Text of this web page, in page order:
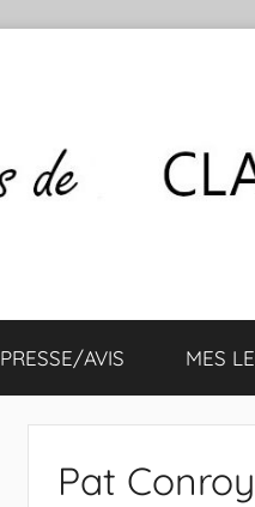
PRESSE/AVIS MES
Pat